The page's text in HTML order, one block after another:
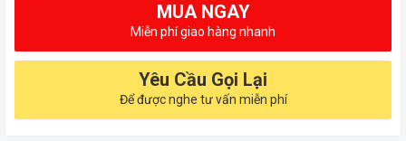
MUA NGAY
Miễn phí giao hàng nhanh
Yêu Cầu Gọi Lại
Để được nghe tư vấn miễn phí